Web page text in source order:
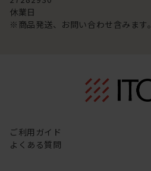
休業日
※商品発送、お問い合わせ含みます。
ご利用ガイド
よくある質問